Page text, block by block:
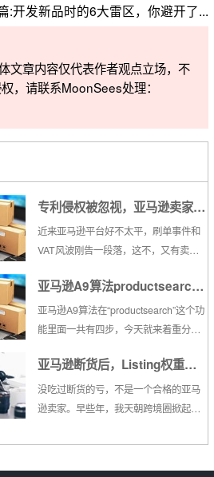
:开发新品时的6大雷区，你避开了...
文章内容仅代表作者观点立场，不
，请联系MoonSees处理：
专利侵权被忽视，亚马逊卖家收
到邮件后主动停售了产品
近来亚马逊平台好不太平，刷单事件和
VAT风波刚告一段落，这不，又有卖家
事后第一时间便查看了竞争对手所售的
同类产品，发现已经下架，于是自己也
主动停售了。平台上侵权事件常有，选
且...
亚马逊A9算法productsearch
功能解读，让亚马逊知道你卖的
是什么？
亚马逊A9算法在“productsearch”这个功
能里面一共有四步，今天就来着重分析
什么 ； 2、让亚马逊知道你卖的是什
么。这两步，我们习惯用称为
SearchEngine Indexing, 也就是收录...
亚马逊断货后，Listing权重变
化及逻辑分析
没吃过断货的亏，不是一个合格的亚马
逊卖家。早些年，我天朝跨境圈掀起了
捡钱，自发货的方式简单实用，由于